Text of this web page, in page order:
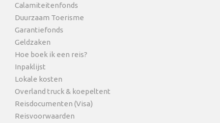
Calamiteitenfonds
Duurzaam Toerisme
Garantiefonds
Geldzaken
Hoe boek ik een reis?
Inpaklijst
Lokale kosten
Overland truck & koepeltent
Reisdocumenten (Visa)
Reisvoorwaarden